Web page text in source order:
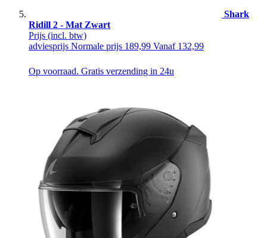
Shark
Ridill 2 - Mat Zwart
Prijs (incl. btw)
adviesprijs Normale prijs 189,99 Vanaf 132,99
Op voorraad. Gratis verzending in 24u